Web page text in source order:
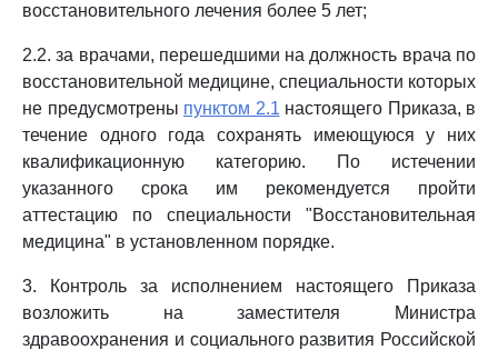
восстановительного лечения более 5 лет;
2.2. за врачами, перешедшими на должность врача по
восстановительной медицине, специальности которых
не предусмотрены пунктом 2.1 настоящего Приказа, в
течение одного года сохранять имеющуюся у них
квалификационную категорию. По истечении
указанного срока им рекомендуется пройти
аттестацию по специальности "Восстановительная
медицина" в установленном порядке.
3. Контроль за исполнением настоящего Приказа
возложить на заместителя Министра
здравоохранения и социального развития Российской